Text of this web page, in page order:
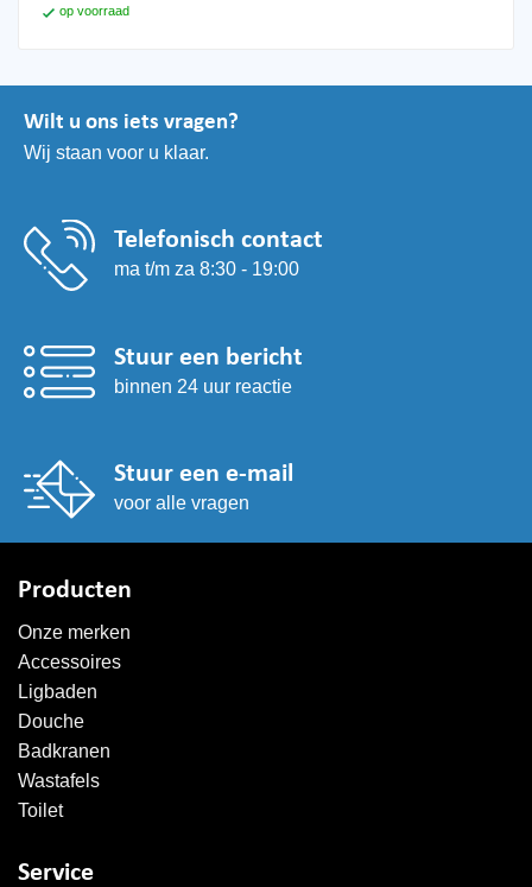
op voorraad
Wilt u ons iets vragen?
Wij staan voor u klaar.
Telefonisch contact
ma t/m za 8:30 - 19:00
Stuur een bericht
binnen 24 uur reactie
Stuur een e-mail
voor alle vragen
Producten
Onze merken
Accessoires
Ligbaden
Douche
Badkranen
Wastafels
Toilet
Service